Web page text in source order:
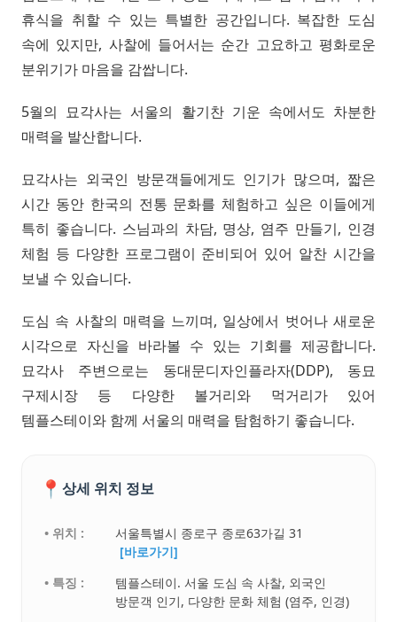
휴식을 취할 수 있는 특별한 공간입니다. 복잡한 도심
속에 있지만, 사찰에 들어서는 순간 고요하고 평화로운
분위기가 마음을 감쌉니다.
5월의 묘각사는 서울의 활기찬 기운 속에서도 차분한
매력을 발산합니다.
묘각사는 외국인 방문객들에게도 인기가 많으며, 짧은
시간 동안 한국의 전통 문화를 체험하고 싶은 이들에게
특히 좋습니다. 스님과의 차담, 명상, 염주 만들기, 인경
체험 등 다양한 프로그램이 준비되어 있어 알찬 시간을
보낼 수 있습니다.
도심 속 사찰의 매력을 느끼며, 일상에서 벗어나 새로운
시각으로 자신을 바라볼 수 있는 기회를 제공합니다.
묘각사 주변으로는 동대문디자인플라자(DDP), 동묘
구제시장 등 다양한 볼거리와 먹거리가 있어
템플스테이와 함께 서울의 매력을 탐험하기 좋습니다.
📍 상세 위치 정보
• 위치 :
서울특별시 종로구 종로63가길 31
[바로가기]
• 특징 :
템플스테이. 서울 도심 속 사찰, 외국인
방문객 인기, 다양한 문화 체험 (염주, 인경)